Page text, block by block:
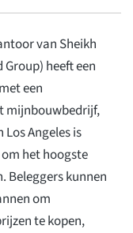
van Sheikh
Group) heeft een
een
mijnbouwbedrijf,
Angeles is
het hoogste
Beleggers kunnen
om
te kopen,